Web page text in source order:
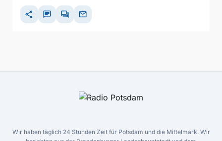
share chat forum mail
Wir haben täglich 24 Stunden Zeit für Potsdam und die Mittelmark. Wir